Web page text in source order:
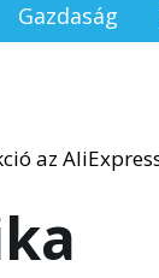
Gazdaság